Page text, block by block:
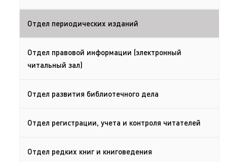
Отдел периодических изданий
Отдел правовой информации (электронный
читальный зал)
Отдел развития библиотечного дела
Отдел регистрации, учета и контроля читателей
Отдел редких книг и книговедения